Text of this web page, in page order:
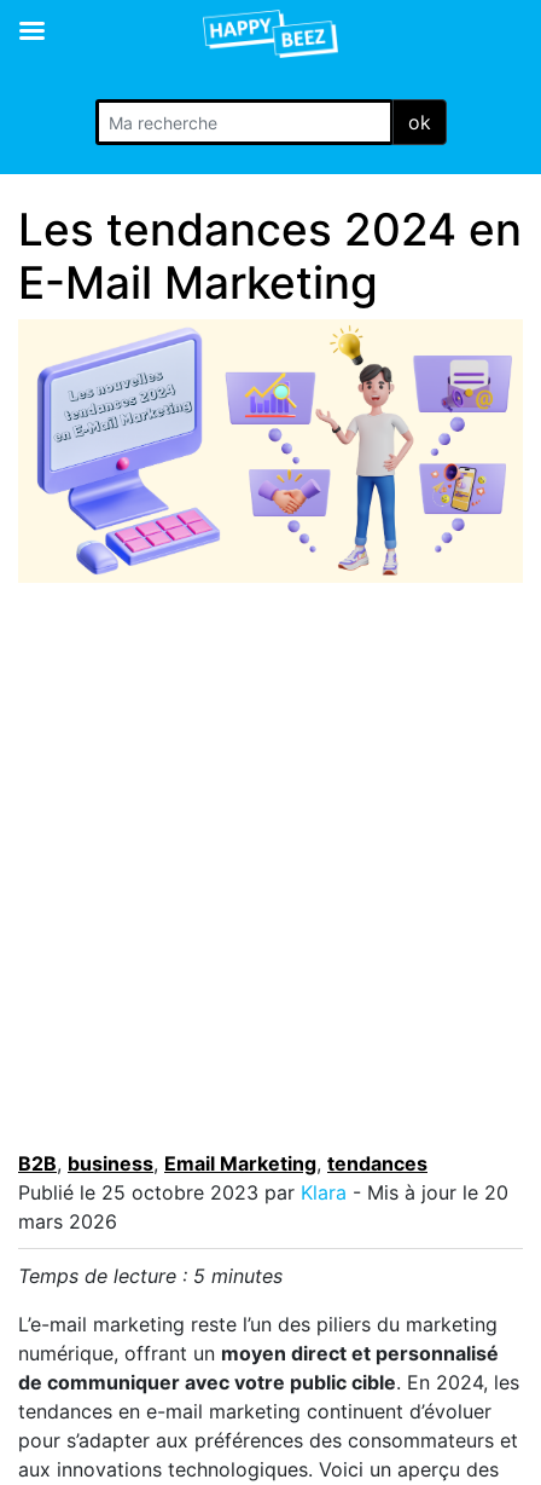
ok
Les tendances 2024 en
E-Mail Marketing
B2B, business, Email Marketing, tendances
Publié le 25 octobre 2023 par Klara - Mis à jour le 20
mars 2026
Temps de lecture : 5 minutes
L’e-mail marketing reste l’un des piliers du marketing
numérique, offrant un moyen direct et personnalisé
de communiquer avec votre public cible. En 2024, les
tendances en e-mail marketing continuent d’évoluer
pour s’adapter aux préférences des consommateurs et
aux innovations technologiques. Voici un aperçu des